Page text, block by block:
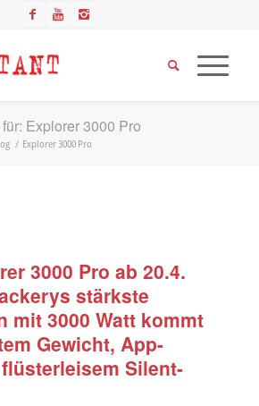
Explorer 3000 Pro
/ Explorer 3000 Pro
3000 Pro ab 20.4.
stärkste
mit 3000 Watt kommt
Gewicht, App-
Silent-